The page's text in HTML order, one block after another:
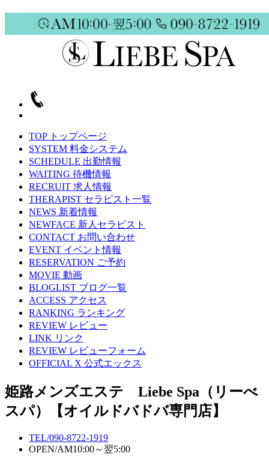
TOP トップページ
SYSTEM 料金システム
SCHEDULE 出勤情報
WAITING 待機情報
RECRUIT 求人情報
THERAPIST セラピスト一覧
NEWS 新着情報
NEWFACE 新人セラピスト
CONTACT お問い合わせ
EVENT イベント情報
RESERVATION ご予約
MOVIE 動画
BLOGLIST ブログ一覧
ACCESS アクセス
RANKING ランキング
REVIEW レビュー
LINK リンク
REVIEW レビューフォーム
OFFICIAL X 公式エックス
姫路メンズエステ Liebe Spa（リーべ
スパ）【オイルドバドバ専門店】
TEL/090-8722-1919
OPEN/AM10:00～翌5:00